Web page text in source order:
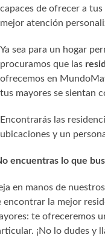
capaces de ofrecer a
mejor atención
Ya sea para un hogar
procuramos que las
ofrecemos en
tus mayores se sientan
Encontrarás las
ubicaciones y un
encuentras lo que
en manos de
encontrar la mejor
te ofreceremos
¡No lo dudes y